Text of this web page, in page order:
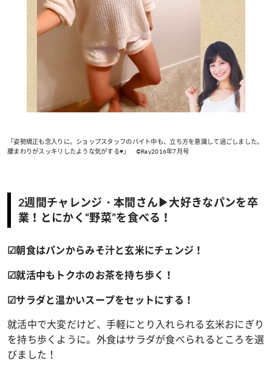
「姿勢矯正も念入りに。ショップスタッフのバイト中も、立ち方を意識して過ごしました。
腰まわりがスッキリしたような気がする♥」 ©Ray2016年7月号
2週間チャレンジ・本間さん▶大好きなパンを卒
業！とにかく“野菜”を食べる！
☑朝食はパンからみそ汁と玄米にチェンジ！
☑就活中もトクホのお茶を持ち歩く！
☑サラダと温かいスープをセットにする！
就活中で大変だけど、手軽にとり入れられる玄米おにぎり
を持ち歩くように。外食はサラダが食べられるところを選
びました！